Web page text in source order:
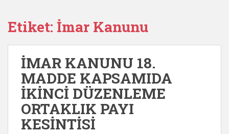
Etiket: İmar Kanunu
İMAR KANUNU 18.
MADDE KAPSAMIDA
İKİNCİ DÜZENLEME
ORTAKLIK PAYI
KESİNTİSİ